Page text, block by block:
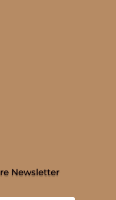
Newsletter